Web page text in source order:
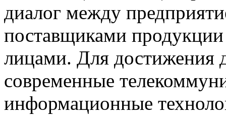
диалог между
поставщиками
лицами. Для достижения
современные
информационные